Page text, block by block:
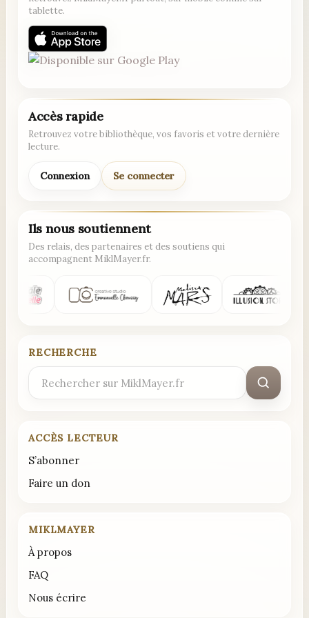
tablette.
Accès rapide
Retrouvez votre bibliothèque, vos favoris et votre dernière
lecture.
Connexion Se connecter
Ils nous soutiennent
Des relais, des partenaires et des soutiens qui
accompagnent MiklMayer.fr.
RECHERCHE
Rechercher
ACCÈS LECTEUR
S’abonner
Faire un don
MIKLMAYER
À propos
FAQ
Nous écrire